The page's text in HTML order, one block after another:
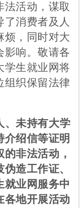
活动，谋取
消费者及人
烦，同时对大
影响。敬请各
学生就业网将
组织保留法律
、未持有大学
绍信等证明
非法活动，
造工作证、
就业网服务中
各地开展活动